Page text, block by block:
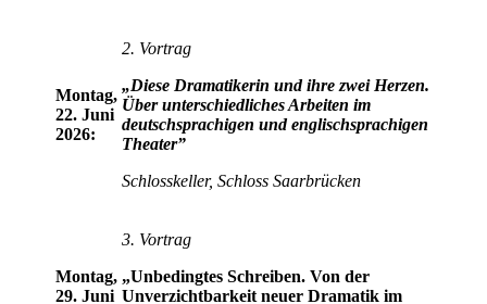
Montag,
22. Juni
2026:
2. Vortrag
„Diese Dramatikerin und ihre zwei Herzen.
Über unterschiedliches Arbeiten im
deutschsprachigen und englischsprachigen
Theater”
Schlosskeller, Schloss Saarbrücken
Montag,
29. Juni
3. Vortrag
„Unbedingtes Schreiben. Von der
Unverzichtbarkeit neuer Dramatik im